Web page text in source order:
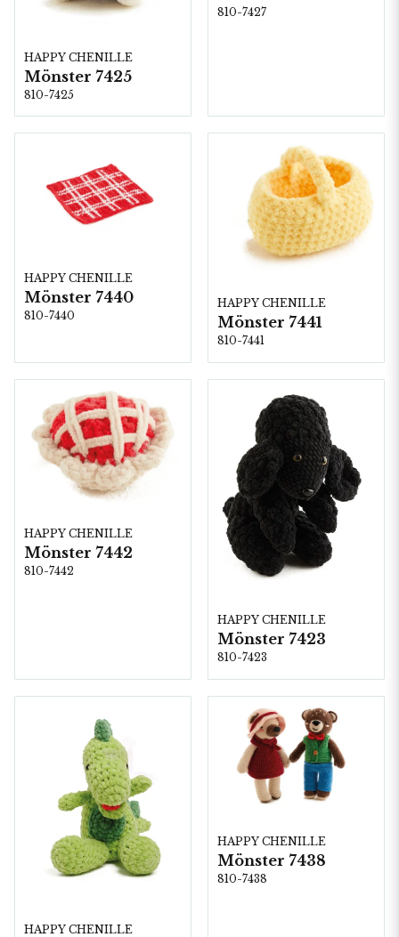
HAPPY CHENILLE
Mönster 7425
810-7425
810-7427
HAPPY CHENILLE
Mönster 7440
810-7440
HAPPY CHENILLE
Mönster 7441
810-7441
HAPPY CHENILLE
Mönster 7442
810-7442
HAPPY CHENILLE
Mönster 7423
810-7423
HAPPY CHENILLE
HAPPY CHENILLE
Mönster 7438
810-7438